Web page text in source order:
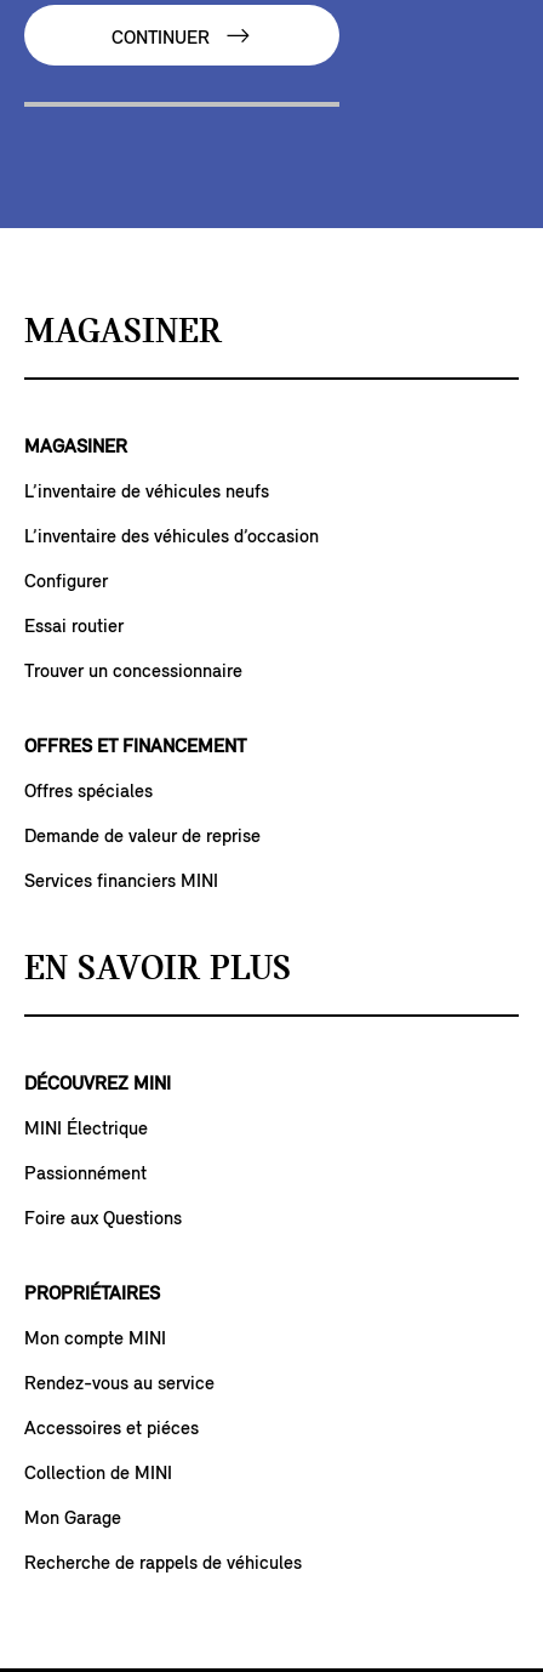
CONTINUER
MAGASINER
MAGASINER
L’inventaire de véhicules neufs
L’inventaire des véhicules d’occasion
Configurer
Essai routier
Trouver un concessionnaire
OFFRES ET FINANCEMENT
Offres spéciales
Demande de valeur de reprise
Services financiers MINI
EN SAVOIR PLUS
DÉCOUVREZ MINI
MINI Électrique
Passionnément
Foire aux Questions
PROPRIÉTAIRES
Mon compte MINI
Rendez-vous au service
Accessoires et piéces
Collection de MINI
Mon Garage
Recherche de rappels de véhicules